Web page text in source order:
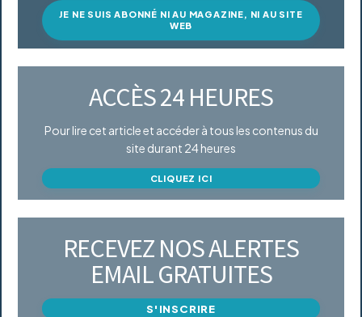
JE NE SUIS ABONNÉ NI AU MAGAZINE, NI AU SITE
WEB
ACCÈS 24 HEURES
Pour lire cet article et accéder à tous les contenus du
site durant 24 heures
CLIQUEZ ICI
RECEVEZ NOS ALERTES
EMAIL GRATUITES
S'INSCRIRE